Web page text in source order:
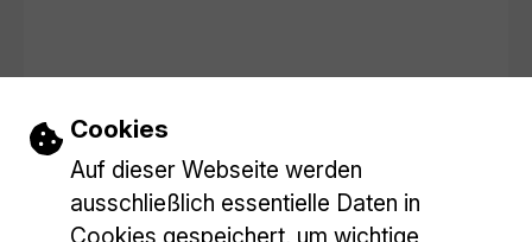
Einstellungen zu Cookies und
Cookies
Auf dieser Webseite werden
ausschließlich essentielle Daten in
Dienstleistungen